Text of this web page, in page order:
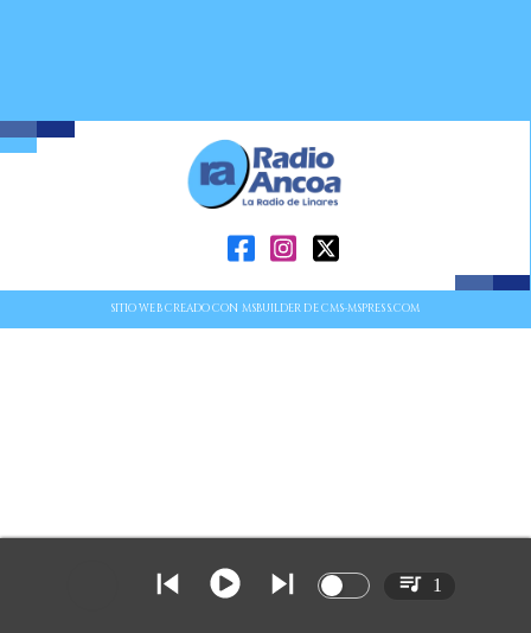
SITIO WEB CREADO CON MSBUILDER DE CMS-MSPRESS.COM
1